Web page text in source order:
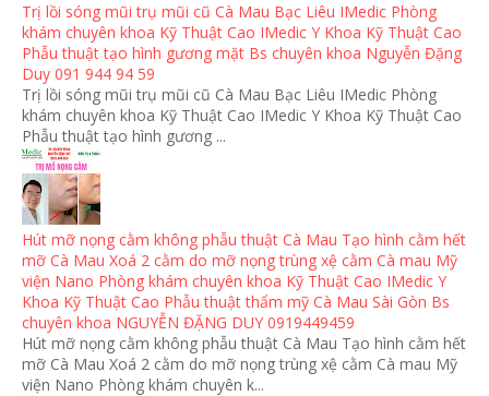
Trị lồi sóng mũi trụ mũi cũ Cà Mau Bạc Liêu IMedic Phòng
khám chuyên khoa Kỹ Thuật Cao IMedic Y Khoa Kỹ Thuật Cao
Phẫu thuật tạo hình gương mặt Bs chuyên khoa Nguyễn Đặng
Duy 091 944 94 59
Trị lồi sóng mũi trụ mũi cũ Cà Mau Bạc Liêu IMedic Phòng
khám chuyên khoa Kỹ Thuật Cao IMedic Y Khoa Kỹ Thuật Cao
Phẫu thuật tạo hình gương ...
Hút mỡ nọng cằm không phẫu thuật Cà Mau Tạo hình cằm hết
mỡ Cà Mau Xoá 2 cằm do mỡ nọng trùng xệ cằm Cà mau Mỹ
viện Nano Phòng khám chuyên khoa Kỹ Thuật Cao IMedic Y
Khoa Kỹ Thuật Cao Phẫu thuật thẩm mỹ Cà Mau Sài Gòn Bs
chuyên khoa NGUYỄN ĐẶNG DUY 0919449459
Hút mỡ nọng cằm không phẫu thuật Cà Mau Tạo hình cằm hết
mỡ Cà Mau Xoá 2 cằm do mỡ nọng trùng xệ cằm Cà mau Mỹ
viện Nano Phòng khám chuyên k...